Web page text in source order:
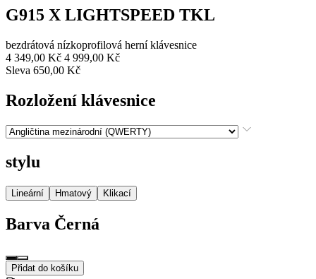
G915 X LIGHTSPEED TKL
bezdrátová nízkoprofilová herní klávesnice
4 349,00 Kč 4 999,00 Kč
Sleva 650,00 Kč
Rozložení klávesnice
stylu
Lineární Hmatový Klikací
Barva Černá
Přidat do košíku